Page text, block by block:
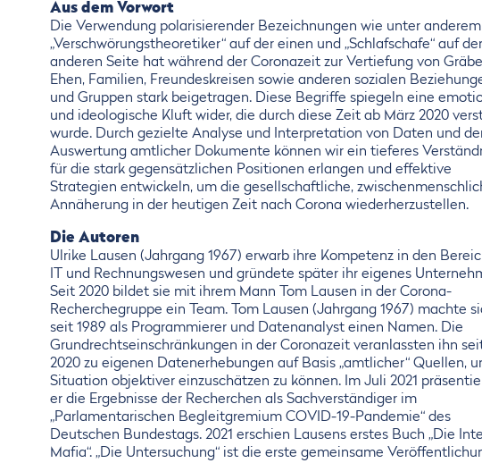
Aus dem Vorwort
Die Verwendung polarisierender Bezeichnungen wie unter anderem
„Verschwörungstheoretiker“ auf der einen und „Schlafschafe“ auf der
anderen Seite hat während der Coronazeit zur Vertiefung von
Ehen, Familien, Freundeskreisen sowie anderen sozialen
und Gruppen stark beigetragen. Diese Begriffe spiegeln eine
und ideologische Kluft wider, die durch diese Zeit ab März 2020
wurde. Durch gezielte Analyse und Interpretation von Daten und
Auswertung amtlicher Dokumente können wir ein tieferes
für die stark gegensätzlichen Positionen erlangen und effektive
Strategien entwickeln, um die gesellschaftliche,
Annäherung in der heutigen Zeit nach Corona wiederherzustellen.
Die Autoren
Ulrike Lausen (Jahrgang 1967) erwarb ihre Kompetenz in den
IT und Rechnungswesen und gründete später ihr eigenes
Seit 2020 bildet sie mit ihrem Mann Tom Lausen in der Corona-
Recherchegruppe ein Team. Tom Lausen (Jahrgang 1967) machte
seit 1989 als Programmierer und Datenanalyst einen Namen. Die
Grundrechtseinschränkungen in der Coronazeit veranlassten ihn
2020 zu eigenen Datenerhebungen auf Basis „amtlicher“ Quellen,
Situation objektiver einzuschätzen zu können. Im Juli 2021
er die Ergebnisse der Recherchen als Sachverständiger im
„Parlamentarischen Begleitgremium COVID-19-Pandemie“ des
Deutschen Bundestags. 2021 erschien Lausens erstes Buch „Die
Mafia“. „Die Untersuchung“ ist die erste gemeinsame